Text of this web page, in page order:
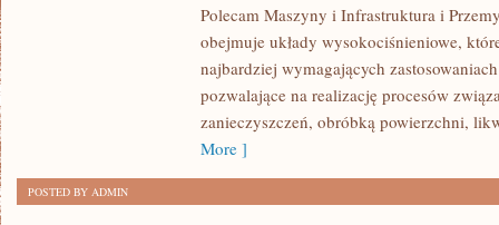
Polecam Maszyny i Infrastruktura i
obejmuje układy wysokociśnieniowe,
najbardziej wymagających
pozwalające na realizację procesów
zanieczyszczeń, obróbką powierzchni,
More ]
POSTED BY ADMIN